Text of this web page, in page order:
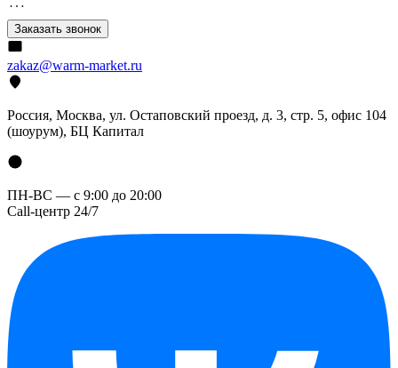
Заказать звонок
zakaz@warm-market.ru
Россия, Москва, ул. Остаповский проезд, д. 3, стр. 5, офис 104
(шоурум), БЦ Капитал
ПН-ВС — с 9:00 до 20:00
Call-центр 24/7